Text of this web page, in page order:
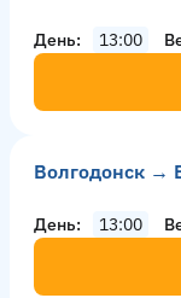
День 13:00
Волгодонск →
День 13:00